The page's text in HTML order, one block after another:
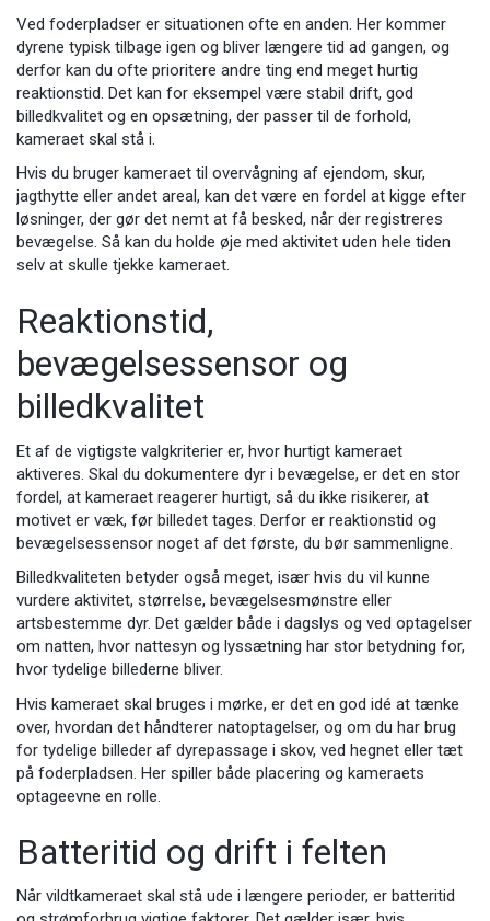
Ved foderpladser er situationen ofte en anden. Her kommer
dyrene typisk tilbage igen og bliver længere tid ad gangen, og
derfor kan du ofte prioritere andre ting end meget hurtig
reaktionstid. Det kan for eksempel være stabil drift, god
billedkvalitet og en opsætning, der passer til de forhold,
kameraet skal stå i.
Hvis du bruger kameraet til overvågning af ejendom, skur,
jagthytte eller andet areal, kan det være en fordel at kigge efter
løsninger, der gør det nemt at få besked, når der registreres
bevægelse. Så kan du holde øje med aktivitet uden hele tiden
selv at skulle tjekke kameraet.
Reaktionstid,
bevægelsessensor og
billedkvalitet
Et af de vigtigste valgkriterier er, hvor hurtigt kameraet
aktiveres. Skal du dokumentere dyr i bevægelse, er det en stor
fordel, at kameraet reagerer hurtigt, så du ikke risikerer, at
motivet er væk, før billedet tages. Derfor er reaktionstid og
bevægelsessensor noget af det første, du bør sammenligne.
Billedkvaliteten betyder også meget, især hvis du vil kunne
vurdere aktivitet, størrelse, bevægelsesmønstre eller
artsbestemme dyr. Det gælder både i dagslys og ved optagelser
om natten, hvor nattesyn og lyssætning har stor betydning for,
hvor tydelige billederne bliver.
Hvis kameraet skal bruges i mørke, er det en god idé at tænke
over, hvordan det håndterer natoptagelser, og om du har brug
for tydelige billeder af dyrepassage i skov, ved hegnet eller tæt
på foderpladsen. Her spiller både placering og kameraets
optageevne en rolle.
Batteritid og drift i felten
Når vildtkameraet skal stå ude i længere perioder, er batteritid